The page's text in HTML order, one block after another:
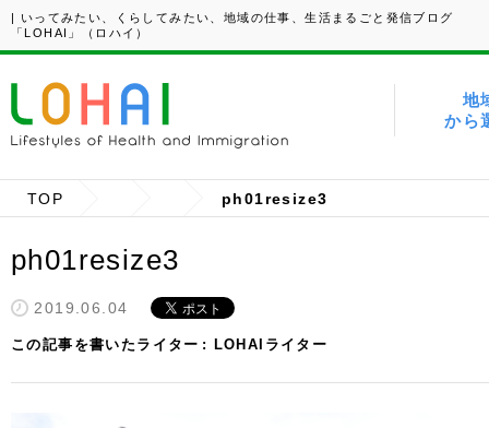
| いってみたい、くらしてみたい、地域の仕事、生活まるごと発信ブログ
「LOHAI」（ロハイ）
地
から
TOP ph01resize3
ph01resize3
2019.06.04
この記事を書いたライター LOHAIライター